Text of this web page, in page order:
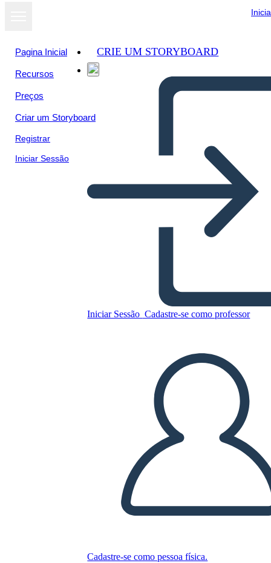
Pagina Inicial
Recursos
Preços
Criar um Storyboard
Registrar
Iniciar Sessão
CRIE UM STORYBOARD
Iniciar Sessão Cadastre-se como professor
Cadastre-se como pessoa física.
עבדות
CRIAR UM STORYBOARD
REPRODUZIR APRESENTAÇÃO DE SLIDES
LEIA PRA MIM